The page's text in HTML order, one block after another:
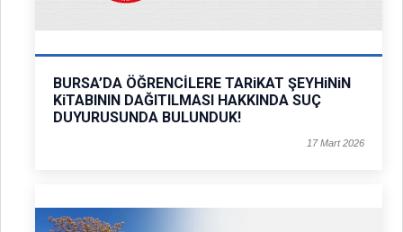
BURSA’DA ÖĞRENCİLERE TARiKAT ŞEYHiNiN
KiTABININ DAĞITILMASI HAKKINDA SUÇ
DUYURUSUNDA BULUNDUK!
17 Mart 2026